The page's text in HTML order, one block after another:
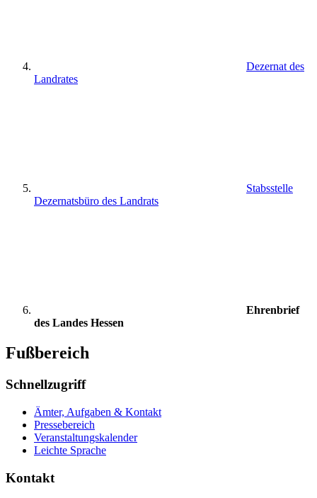
Dezernat des
Landrates
Stabsstelle
Dezernatsbüro des Landrats
Ehrenbrief
des Landes Hessen
Fußbereich
Schnellzugriff
Ämter, Aufgaben & Kontakt
Pressebereich
Veranstaltungskalender
Leichte Sprache
Kontakt